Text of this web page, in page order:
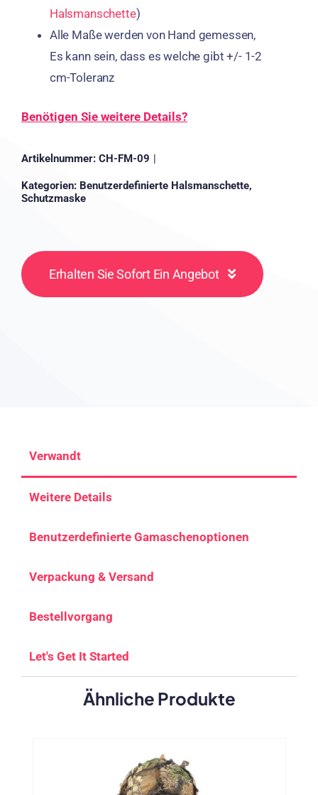
Halsmanschette)
Alle Maße werden von Hand gemessen,
Es kann sein, dass es welche gibt +/- 1-2
cm-Toleranz
Benötigen Sie weitere Details?
Artikelnummer: CH-FM-09 |
Kategorien: Benutzerdefinierte Halsmanschette,
Schutzmaske
Erhalten Sie Sofort Ein Angebot
Verwandt
Weitere Details
Benutzerdefinierte Gamaschenoptionen
Verpackung & Versand
Bestellvorgang
Let's Get It Started
Ähnliche Produkte